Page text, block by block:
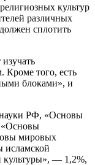
культур
различных
сплотить
Кроме того, есть
блоками», и
РФ, «Основы
«Основы
мировых
исламской
культуры», — 1,2%,